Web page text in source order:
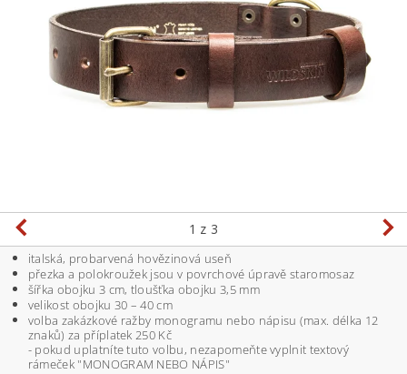
1 z 3
italská, probarvená hovězinová useň
přezka a polokroužek jsou v povrchové úpravě staromosaz
šířka obojku 3 cm, tloušťka obojku 3,5 mm
velikost obojku 30 – 40 cm
volba zakázkové ražby monogramu nebo nápisu (max. délka 12
znaků) za příplatek 250 Kč
- pokud uplatníte tuto volbu, nezapomeňte vyplnit textový
rámeček "MONOGRAM NEBO NÁPIS"